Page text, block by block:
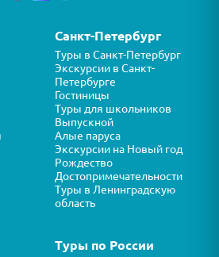
Санкт-Петербург
Туры в Санкт-Петербург
Экскурсии в Санкт-
Петербурге
Гостиницы
Туры для школьников
Выпускной
Алые паруса
Экскурсии на Новый год
Рождество
Достопримечательности
Туры в Ленинградскую
область
Туры по России